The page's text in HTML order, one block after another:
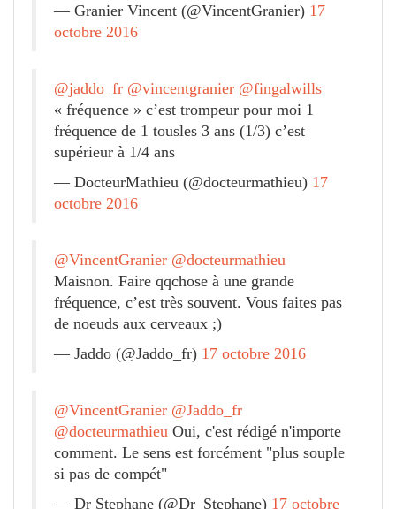
— Granier Vincent (@VincentGranier) 17
octobre 2016
@jaddo_fr @vincentgranier @fingalwills
« fréquence » c’est trompeur pour moi 1
fréquence de 1 tousles 3 ans (1/3) c’est
supérieur à 1/4 ans
— DocteurMathieu (@docteurmathieu) 17
octobre 2016
@VincentGranier @docteurmathieu
Maisnon. Faire qqchose à une grande
fréquence, c’est très souvent. Vous faites pas
de noeuds aux cerveaux ;)
— Jaddo (@Jaddo_fr) 17 octobre 2016
@VincentGranier @Jaddo_fr
@docteurmathieu Oui, c'est rédigé n'importe
comment. Le sens est forcément "plus souple
si pas de compét"
— Dr Stephane (@Dr_Stephane) 17 octobre